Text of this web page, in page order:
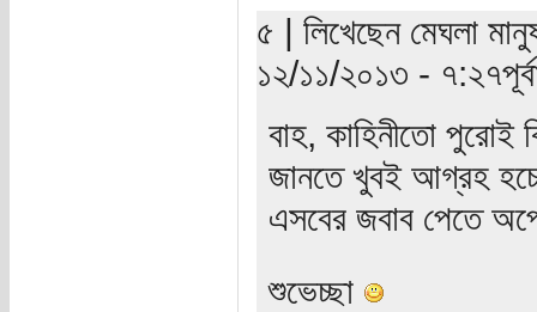
৫ | লিখেছেন মেঘলা
১২/১১/২০১৩ -
বাহ, কাহিনীতো পুরোই
জানতে খুবই আগ্রহ
এসবের জবাব পেতে
শুভেচ্ছা